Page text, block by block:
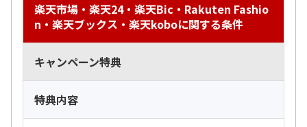
楽天市場・楽天24・楽天Bic・Rakuten Fashio
n・楽天ブックス・楽天koboに関する条件
キャンペーン特典
特典内容